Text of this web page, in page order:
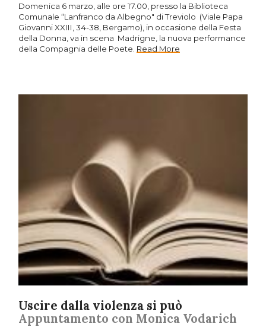
Domenica 6 marzo, alle ore 17.00, presso la Biblioteca
Comunale “Lanfranco da Albegno" di Treviolo (Viale Papa
Giovanni XXIII, 34-38, Bergamo), in occasione della Festa
della Donna, va in scena Madrigne, la nuova performance
della Compagnia delle Poete. Read More
Uscire dalla violenza si può
Appuntamento con Monica Vodarich